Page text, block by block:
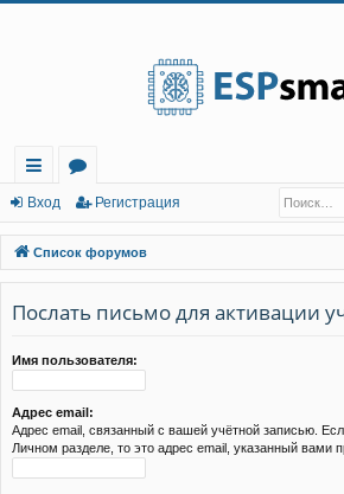
с
ы
лк
и
о
ру
м
ы
Вход Регистрация
Список форумов
Послать письмо для активации
Имя пользователя:
Адрес email:
Адрес email, связанный с вашей учётной записью.
Личном разделе, то это адрес email, указанный вами